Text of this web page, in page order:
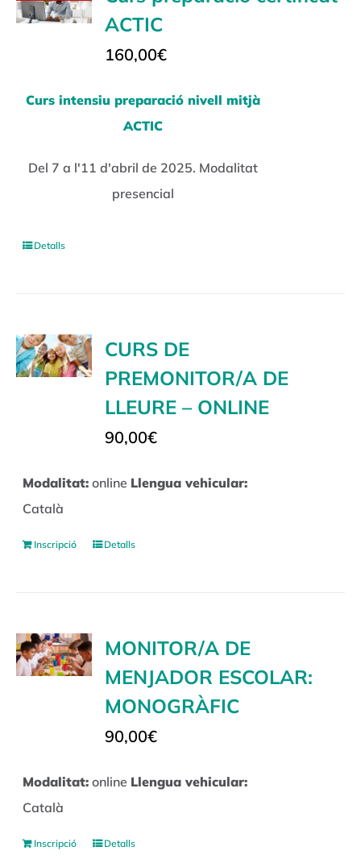
ACTIC
160,00€
Curs intensiu preparació nivell mitjà
ACTIC
Del 7 a l'11 d'abril de 2025. Modalitat
presencial
Detalls
CURS DE
PREMONITOR/A DE
LLEURE – ONLINE
90,00€
Modalitat: online Llengua vehicular:
Català
Inscripció Detalls
MONITOR/A DE
MENJADOR ESCOLAR:
MONOGRÀFIC
90,00€
Modalitat: online Llengua vehicular:
Català
Inscripció Detalls